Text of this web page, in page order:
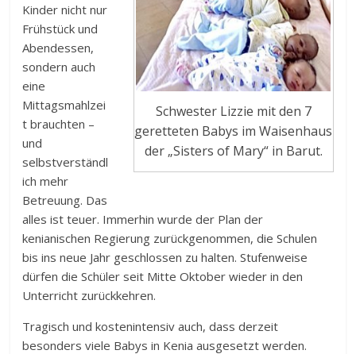
Schwester Lizzie mit den 7
geretteten Babys im Waisenhaus
der „Sisters of Mary“ in Barut.
Kinder nicht nur
Frühstück und
Abendessen,
sondern auch
eine
Mittagsmahlzei
t brauchten –
und
selbstverständl
ich mehr
Betreuung. Das
alles ist teuer. Immerhin wurde der Plan der
kenianischen Regierung zurückgenommen, die Schulen
bis ins neue Jahr geschlossen zu halten. Stufenweise
dürfen die Schüler seit Mitte Oktober wieder in den
Unterricht zurückkehren.
Tragisch und kostenintensiv auch, dass derzeit
besonders viele Babys in Kenia ausgesetzt werden.